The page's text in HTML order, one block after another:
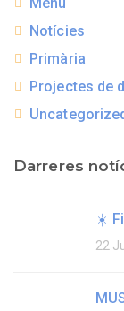
Notícies
Primària
Projectes de
Darreres
☀️
22